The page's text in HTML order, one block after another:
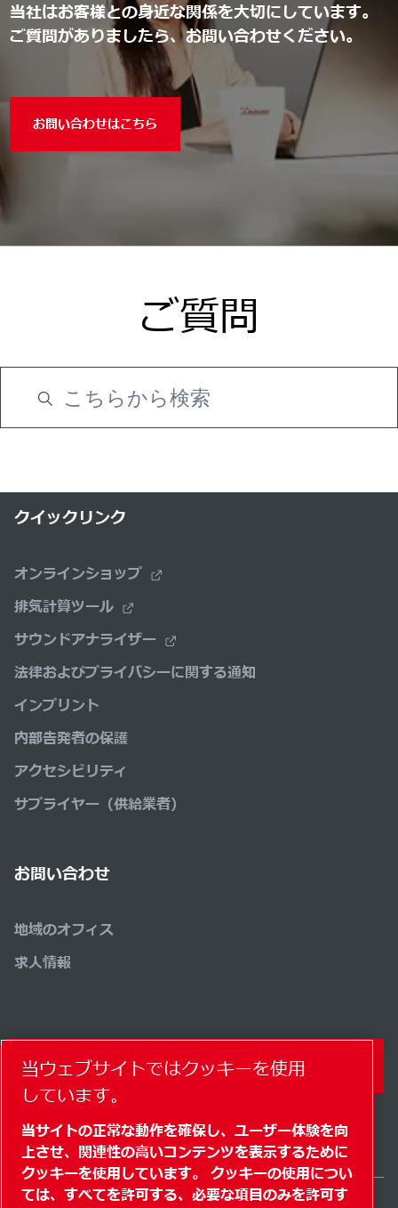
当社はお客様との身近な関係を大切にしています。
ご質問がありましたら、お問い合わせください。
お問い合わせはこちら
ご質問
クイックリンク
オンラインショップ
排気計算ツール
サウンドアナライザー
法律およびプライバシーに関する通知
インプリント
内部告発者の保護
アクセシビリティ
サプライヤー（供給業者）
お問い合わせ
地域のオフィス
求人情報
コンタクトフォーム
当ウェブサイトではクッキーを使用
しています。
当サイトの正常な動作を確保し、ユーザー体験を向
上させ、関連性の高いコンテンツを表示するために
クッキーを使用しています。 クッキーの使用につい
ては、すべてを許可する、必要な項目のみを許可す